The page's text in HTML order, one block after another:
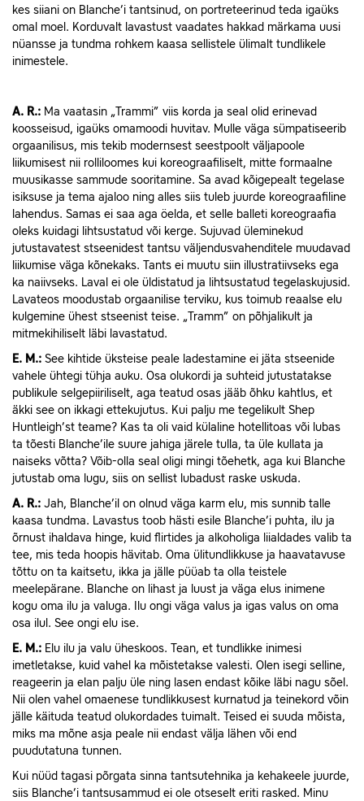
kes siiani on Blanche’i tantsinud, on portreteerinud teda igaüks
omal moel. Korduvalt lavastust vaadates hakkad märkama uusi
nüansse ja tundma rohkem kaasa sellistele ülimalt tundlikele
inimestele.
A. R.: Ma vaatasin „Trammi” viis korda ja seal olid erinevad
koosseisud, igaüks omamoodi huvitav. Mulle väga sümpatiseerib
orgaanilisus, mis tekib modernsest seestpoolt väljapoole
liikumisest nii rolliloomes kui koreograafiliselt, mitte formaalne
muusikasse sammude sooritamine. Sa avad kõigepealt tegelase
isiksuse ja tema ajaloo ning alles siis tuleb juurde koreograafiline
lahendus. Samas ei saa aga öelda, et selle balleti koreograafia
oleks kuidagi lihtsustatud või kerge. Sujuvad üleminekud
jutustavatest stseenidest tantsu väljendusvahenditele muudavad
liikumise väga kõnekaks. Tants ei muutu siin illustratiivseks ega
ka naiivseks. Laval ei ole üldistatud ja lihtsustatud tegelaskujusid.
Lavateos moodustab orgaanilise terviku, kus toimub reaalse elu
kulgemine ühest stseenist teise. „Tramm” on põhjalikult ja
mitmekihiliselt läbi lavastatud.
E. M.: See kihtide üksteise peale ladestamine ei jäta stseenide
vahele ühtegi tühja auku. Osa olukordi ja suhteid jutustatakse
publikule selgepiiriliselt, aga teatud osas jääb õhku kahtlus, et
äkki see on ikkagi ettekujutus. Kui palju me tegelikult Shep
Huntleigh’st teame? Kas ta oli vaid külaline hotellitoas või lubas
ta tõesti Blanche’ile suure jahiga järele tulla, ta üle kullata ja
naiseks võtta? Võib-olla seal oligi mingi tõehetk, aga kui Blanche
jutustab oma lugu, siis on sellist lubadust raske uskuda.
A. R.: Jah, Blanche’il on olnud väga karm elu, mis sunnib talle
kaasa tundma. Lavastus toob hästi esile Blanche’i puhta, ilu ja
õrnust ihaldava hinge, kuid flirtides ja alkoholiga liialdades valib ta
tee, mis teda hoopis hävitab. Oma ülitundlikkuse ja haavatavuse
tõttu on ta kaitsetu, ikka ja jälle püüab ta olla teistele
meelepärane. Blanche on lihast ja luust ja väga elus inimene
kogu oma ilu ja valuga. Ilu ongi väga valus ja igas valus on oma
osa ilul. See ongi elu ise.
E. M.: Elu ilu ja valu üheskoos. Tean, et tundlikke inimesi
imetletakse, kuid vahel ka mõistetakse valesti. Olen isegi selline,
reageerin ja elan palju üle ning lasen endast kõike läbi nagu sõel.
Nii olen vahel omaenese tundlikkusest kurnatud ja teinekord võin
jälle käituda teatud olukordades tuimalt. Teised ei suuda mõista,
miks ma mõne asja peale nii endast välja lähen või end
puudutatuna tunnen.
Kui nüüd tagasi põrgata sinna tantsutehnika ja kehakeele juurde,
siis Blanche’i tantsusammud ei ole otseselt eriti rasked. Minu